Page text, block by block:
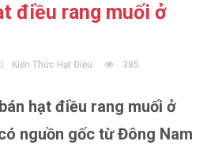
điều rang muối ở
Kiến Thức Hạt Điều 385
hạt điều rang muối ở
nguồn gốc từ Đông Nam